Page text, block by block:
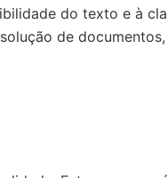
do texto e à
de